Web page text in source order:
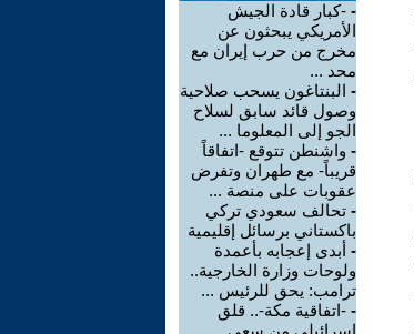
- -كبار قادة الجيش
الأمريكي يبحثون عن
مخرج من حرب إيران مع
محد ...
- البنتاغون يسحب صلاحية
وصول قائد سابق لسلاح
الجو إلى المعلوما ...
- واشنطن تتوقع -اتفاقاً
قريباً- مع طهران وتفرض
عقوبات على منصة ...
- تحالف سعودي تركي
باكستاني برسائل إقليمية
- أبدى إعجابه بأعمدة
ولوحات وزارة الخارجية..
ترامب: يحق للرئيس ...
- -اتفاقية مكة-.. قلق
إسرائيلي من سعي